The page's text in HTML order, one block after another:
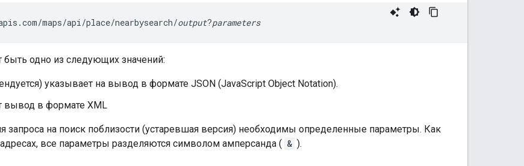
maps/api/place/nearbysearch/output?parameters
быть одно из следующих значений:
указывает на вывод в формате JSON (JavaScript Object Notation).
вывод в формате XML
запроса на поиск поблизости (устаревшая версия) необходимы определенные параметры. Как
адресах, все параметры разделяются символом амперсанда ( & ).